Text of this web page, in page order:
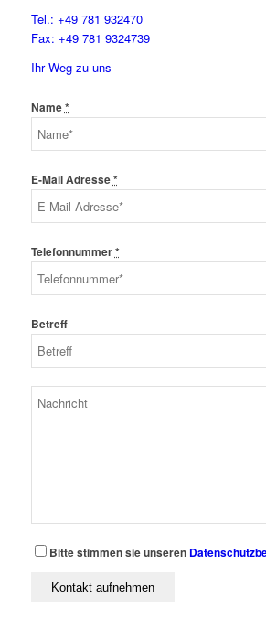
Tel.: +49 781 932470
Fax: +49 781 9324739
Ihr Weg zu uns
Name*
E-Mail Adresse*
Telefonnummer*
Betreff
Bitte stimmen sie unseren